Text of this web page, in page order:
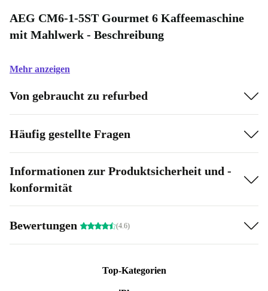
AEG CM6-1-5ST Gourmet 6 Kaffeemaschine
mit Mahlwerk - Beschreibung
Mehr anzeigen
Von gebraucht zu refurbed
Häufig gestellte Fragen
Informationen zur Produktsicherheit und -
konformität
Bewertungen (4.6)
Top-Kategorien